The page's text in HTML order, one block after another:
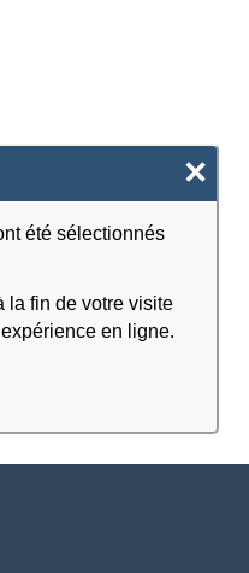
×
été sélectionnés
la fin de votre visite
en ligne.